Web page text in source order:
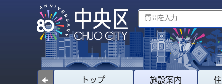
トップ 施設案内